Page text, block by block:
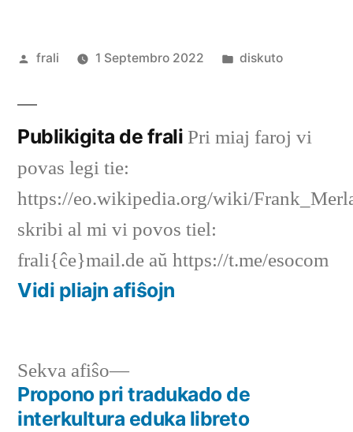
Afiŝita
frali 1 Septembro 2022
Afiŝita
diskuto
Publikigita de frali Pri miaj faroj vi
povas legi tie:
https://eo.wikipedia.org/wiki/
skribi al mi vi povos tiel:
frali{ĉe}mail.de aŭ https://t.me/esocom
Vidi pliajn afiŝojn
Navigado
Sekva afiŝo
Sekva
afiŝo:
Propono pri tradukado de
interkultura eduka libreto